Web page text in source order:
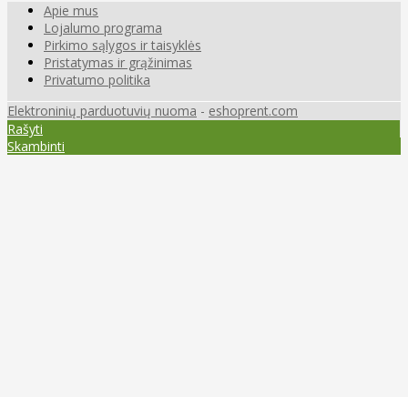
Apie mus
Lojalumo programa
Pirkimo sąlygos ir taisyklės
Pristatymas ir grąžinimas
Privatumo politika
Elektroninių parduotuvių nuoma - eshoprent.com
Rašyti
Skambinti